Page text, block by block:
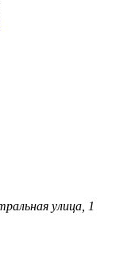
улица, 1